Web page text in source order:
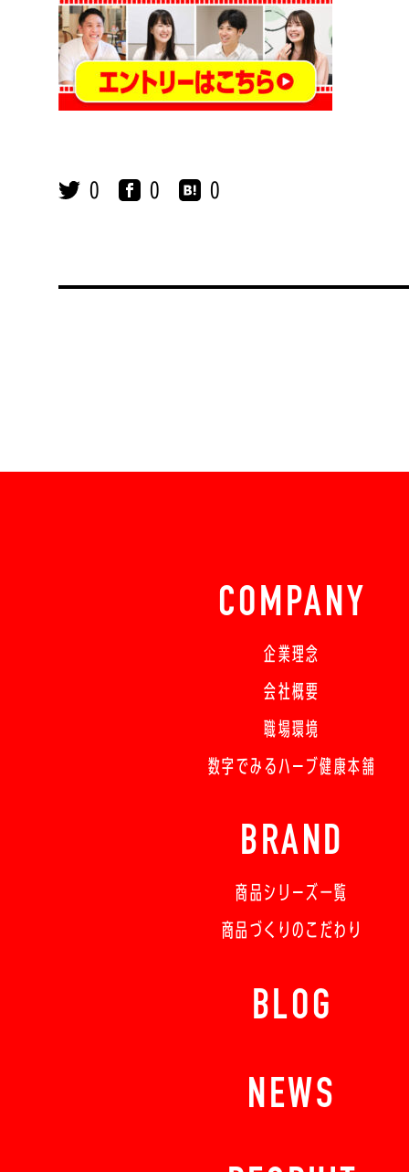
0 0 0
COMPANY
企業理念
会社概要
職場環境
数字でみるハーブ健康本舗
BRAND
商品シリーズ一覧
商品づくりのこだわり
BLOG
NEWS